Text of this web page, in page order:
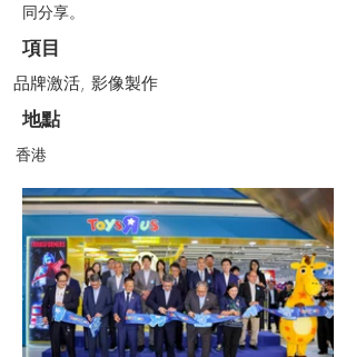
同分享。
項目
品牌激活, 影像製作
地點
香港